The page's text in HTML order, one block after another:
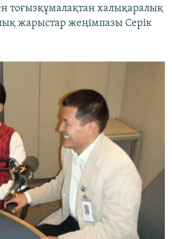
тоғызқұмалақтан халықаралық
жарыстар жеңімпазы Серік